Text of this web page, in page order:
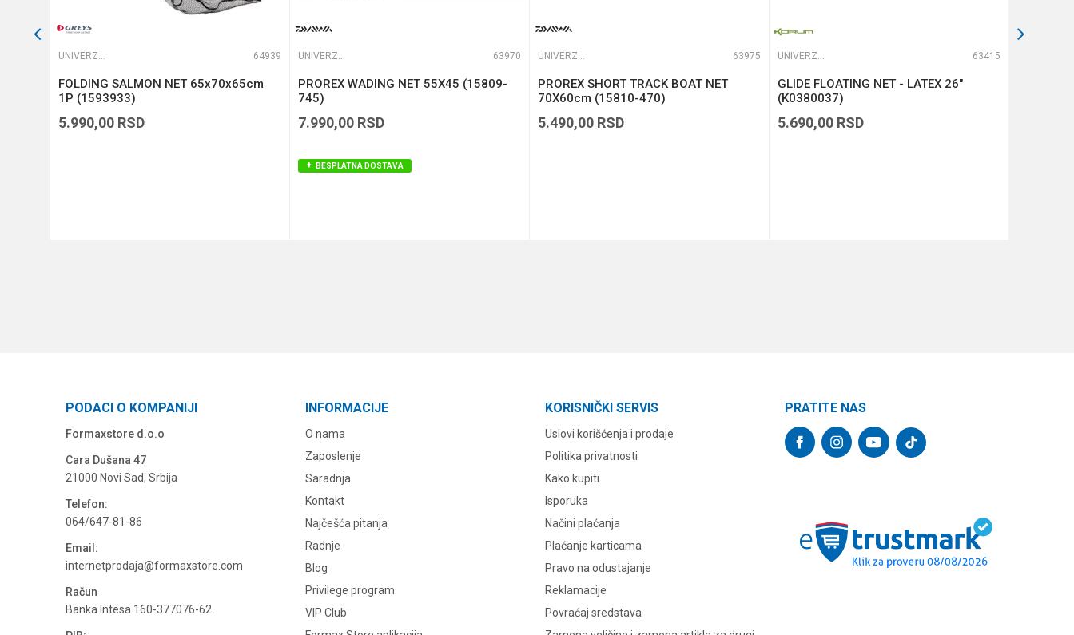
UNIVERZALNI MEREDOVI 64939
FOLDING SALMON NET 65x70x65cm
1P (1593933)
5.990,00 RSD
UNIVERZALNI MEREDOVI 63970
PROREX WADING NET 55X45 (15809-
745)
7.990,00 RSD
BESPLATNA DOSTAVA
UNIVERZALNI MEREDOVI 63975
PROREX SHORT TRACK BOAT NET
70X60cm (15810-470)
5.490,00 RSD
UNIVERZALNI MEREDOVI 63415
GLIDE FLOATING NET - LATEX 26"
(K0380037)
5.690,00 RSD
PODACI O KOMPANIJI
Formaxstore d.o.o
Cara Dušana 47
21000 Novi Sad, Srbija
Telefon:
064/647-81-86
Email:
internetprodaja@formaxstore.com
Račun
Banka Intesa 160-377076-62
INFORMACIJE
O nama
Zaposlenje
Saradnja
Kontakt
Najčešća pitanja
Radnje
Blog
Privilege program
VIP Club
KORISNIČKI SERVIS
Uslovi korišćenja i prodaje
Politika privatnosti
Kako kupiti
Isporuka
Načini plaćanja
Plaćanje karticama
Pravo na odustajanje
Reklamacije
Povraćaj sredstava
PRATITE NAS